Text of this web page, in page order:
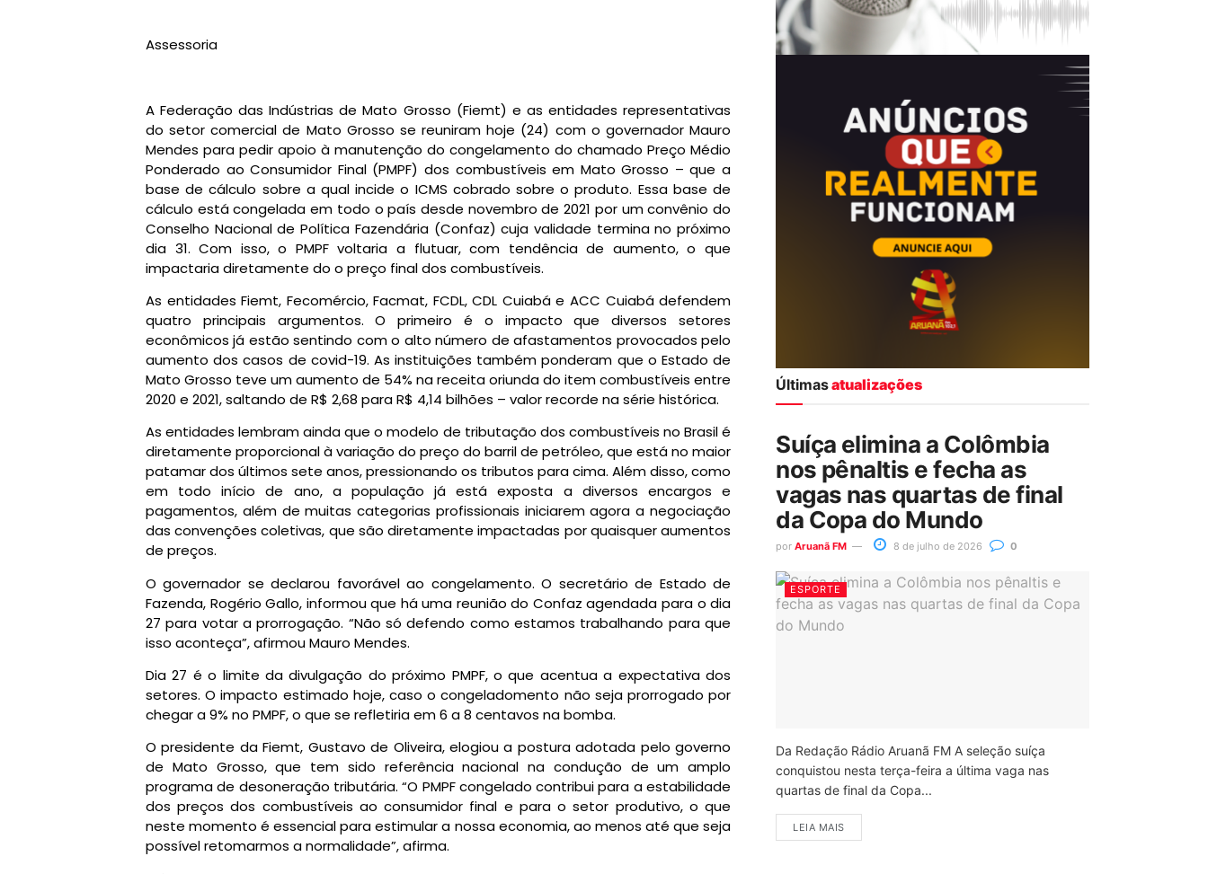
Assessoria
A Federação das Indústrias de Mato Grosso (Fiemt) e as entidades representativas
do setor comercial de Mato Grosso se reuniram hoje (24) com o governador Mauro
Mendes para pedir apoio à manutenção do congelamento do chamado Preço Médio
Ponderado ao Consumidor Final (PMPF) dos combustíveis em Mato Grosso – que a
base de cálculo sobre a qual incide o ICMS cobrado sobre o produto. Essa base de
cálculo está congelada em todo o país desde novembro de 2021 por um convênio do
Conselho Nacional de Política Fazendária (Confaz) cuja validade termina no próximo
dia 31. Com isso, o PMPF voltaria a flutuar, com tendência de aumento, o que
impactaria diretamente do o preço final dos combustíveis.
As entidades Fiemt, Fecomércio, Facmat, FCDL, CDL Cuiabá e ACC Cuiabá defendem
quatro principais argumentos. O primeiro é o impacto que diversos setores
econômicos já estão sentindo com o alto número de afastamentos provocados pelo
aumento dos casos de covid-19. As instituições também ponderam que o Estado de
Mato Grosso teve um aumento de 54% na receita oriunda do item combustíveis entre
2020 e 2021, saltando de R$ 2,68 para R$ 4,14 bilhões – valor recorde na série histórica.
As entidades lembram ainda que o modelo de tributação dos combustíveis no Brasil é
diretamente proporcional à variação do preço do barril de petróleo, que está no maior
patamar dos últimos sete anos, pressionando os tributos para cima. Além disso, como
em todo início de ano, a população já está exposta a diversos encargos e
pagamentos, além de muitas categorias profissionais iniciarem agora a negociação
das convenções coletivas, que são diretamente impactadas por quaisquer aumentos
de preços.
O governador se declarou favorável ao congelamento. O secretário de Estado de
Fazenda, Rogério Gallo, informou que há uma reunião do Confaz agendada para o dia
27 para votar a prorrogação. “Não só defendo como estamos trabalhando para que
isso aconteça”, afirmou Mauro Mendes.
Dia 27 é o limite da divulgação do próximo PMPF, o que acentua a expectativa dos
setores. O impacto estimado hoje, caso o congeladomento não seja prorrogado por
chegar a 9% no PMPF, o que se refletiria em 6 a 8 centavos na bomba.
O presidente da Fiemt, Gustavo de Oliveira, elogiou a postura adotada pelo governo
de Mato Grosso, que tem sido referência nacional na condução de um amplo
programa de desoneração tributária. “O PMPF congelado contribui para a estabilidade
dos preços dos combustíveis ao consumidor final e para o setor produtivo, o que
neste momento é essencial para estimular a nossa economia, ao menos até que seja
possível retomarmos a normalidade”, afirma.
Últimasatualizações
Suíça elimina a Colômbia
nos pênaltis e fecha as
vagas nas quartas de final
da Copa do Mundo
por Aruanã FM 8 de julho de 2026 0
ESPORTE
Da Redação Rádio Aruanã FM A seleção suíça
conquistou nesta terça-feira a última vaga nas
quartas de final da Copa...
LEIA MAIS